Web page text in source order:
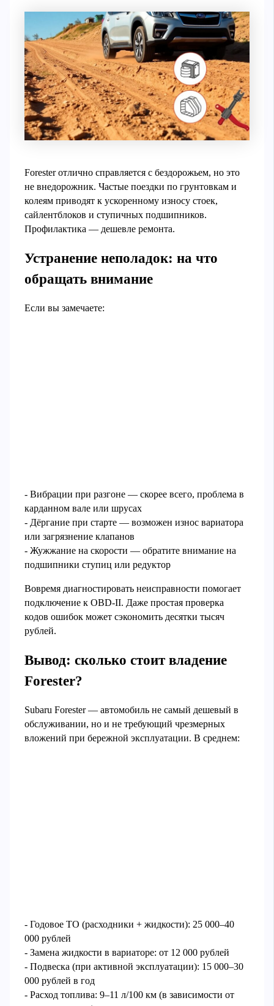
Forester отлично справляется с бездорожьем, но это
не внедорожник. Частые поездки по грунтовкам и
колеям приводят к ускоренному износу стоек,
сайлентблоков и ступичных подшипников.
Профилактика — дешевле ремонта.
Устранение неполадок: на что
обращать внимание
Если вы замечаете:
- Вибрации при разгоне — скорее всего, проблема в
карданном вале или шрусах
- Дёргание при старте — возможен износ вариатора
или загрязнение клапанов
- Жужжание на скорости — обратите внимание на
подшипники ступиц или редуктор
Вовремя диагностировать неисправности помогает
подключение к OBD-II. Даже простая проверка
кодов ошибок может сэкономить десятки тысяч
рублей.
Вывод: сколько стоит владение
Forester?
Subaru Forester — автомобиль не самый дешевый в
обслуживании, но и не требующий чрезмерных
вложений при бережной эксплуатации. В среднем:
- Годовое ТО (расходники + жидкости): 25 000–40
000 рублей
- Замена жидкости в вариаторе: от 12 000 рублей
- Подвеска (при активной эксплуатации): 15 000–30
000 рублей в год
- Расход топлива: 9–11 л/100 км (в зависимости от